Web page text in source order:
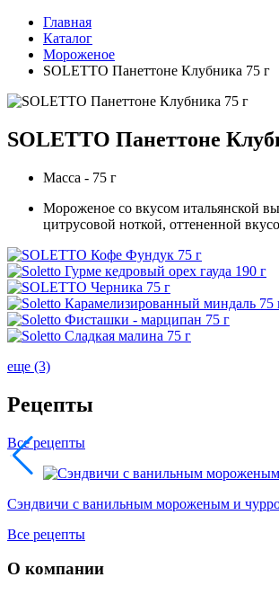
Главная
Каталог
Мороженое
SOLETTO Панеттоне Клубника 75 г
SOLETTO Панеттоне
Масса - 75 г
Мороженое со вкусом итальянской
цитрусовой ноткой, оттененной
еще (3)
Рецепты
Все рецепты
Сэндвичи с ванильным мороженым и
Все рецепты
О компании